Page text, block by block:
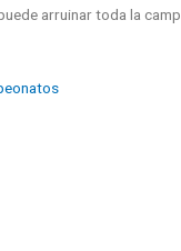
arruinar toda la